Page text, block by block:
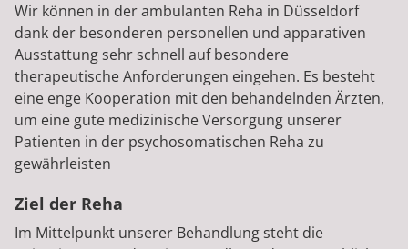
Wir können in der ambulanten Reha in Düsseldorf
dank der besonderen personellen und apparativen
Ausstattung sehr schnell auf besondere
therapeutische Anforderungen eingehen. Es besteht
eine enge Kooperation mit den behandelnden Ärzten,
um eine gute medizinische Versorgung unserer
Patienten in der psychosomatischen Reha zu
gewährleisten
Ziel der Reha
Im Mittelpunkt unserer Behandlung steht die